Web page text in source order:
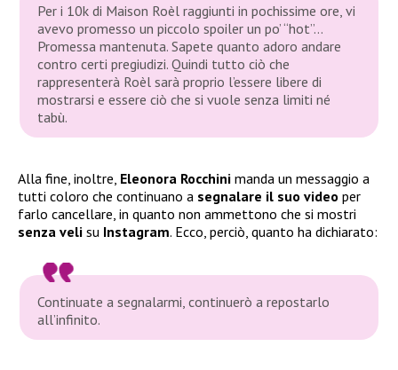
Per i 10k di Maison Roèl raggiunti in pochissime ore, vi
avevo promesso un piccolo spoiler un po’ “hot”…
Promessa mantenuta. Sapete quanto adoro andare
contro certi pregiudizi. Quindi tutto ciò che
rappresenterà Roèl sarà proprio l’essere libere di
mostrarsi e essere ciò che si vuole senza limiti né
tabù.
Alla fine, inoltre, Eleonora Rocchini manda un messaggio a
tutti coloro che continuano a segnalare il suo video per
farlo cancellare, in quanto non ammettono che si mostri
senza veli su Instagram. Ecco, perciò, quanto ha dichiarato:
Continuate a segnalarmi, continuerò a repostarlo
all’infinito.